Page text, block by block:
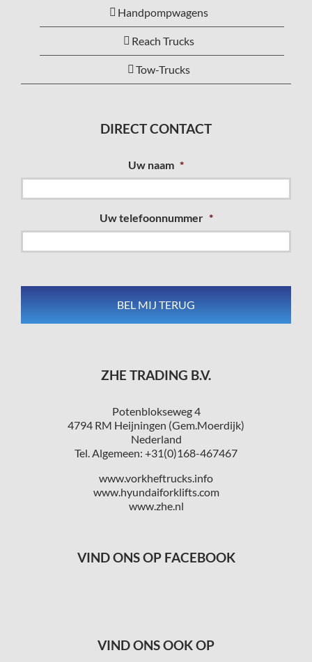
Handpompwagens
Reach Trucks
Tow-Trucks
DIRECT CONTACT
Uw naam *
Uw telefoonnummer *
ZHE TRADING B.V.
Potenblokseweg 4
4794 RM Heijningen (Gem.Moerdijk)
Nederland
Tel. Algemeen: +31(0)168-467467
www.vorkheftrucks.info
www.hyundaiforklifts.com
www.zhe.nl
VIND ONS OP FACEBOOK
VIND ONS OOK OP